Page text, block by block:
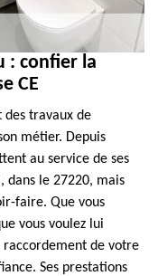
: confier la
CE
des travaux de
métier. Depuis
au service de ses
dans le 27220, mais
faire. Que vous
vous voulez lui
raccordement de votre
Ses prestations